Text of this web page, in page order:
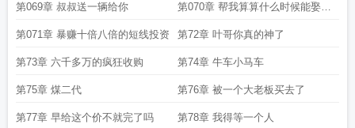
第069章 叔叔送一辆给你 第070章 帮我算算什么时候能娶老
婆
第071章 暴赚十倍八倍的短线投资 第72章 叶哥你真的神了
第73章 六千多万的疯狂收购 第74章 牛车小马车
第75章 煤二代 第76章 被一个大老板买去了
第77章 早给这个价不就完了吗 第78章 我得等一个人